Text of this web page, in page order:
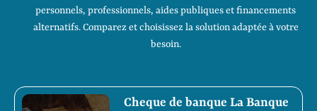
personnels, professionnels, aides publiques et financements
alternatifs. Comparez et choisissez la solution adaptée à votre
besoin.
Cheque de banque La Banque